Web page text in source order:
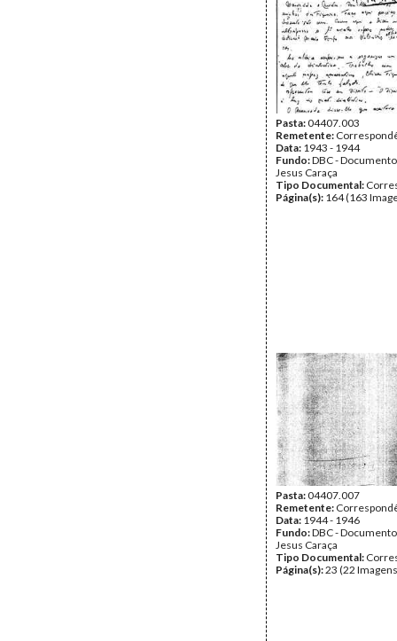
Pasta:04407.003
Remetente:
Data: 1943 - 1944
Fundo:DBC -
Jesus Caraça
Tipo Documental:
Página(s): 164 (163
Pasta:04407.007
Remetente:
Data: 1944 - 1946
Fundo:DBC -
Jesus Caraça
Tipo Documental:
Página(s):23 (22